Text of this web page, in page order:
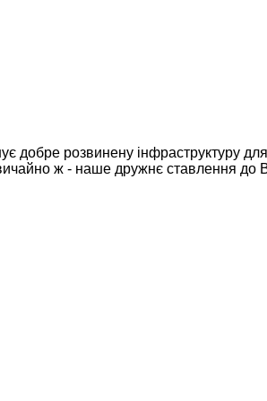
добре розвинену інфраструктуру
ж - наше дружнє ставлення до